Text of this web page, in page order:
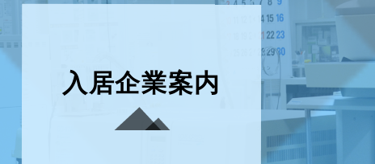
入居企業案内